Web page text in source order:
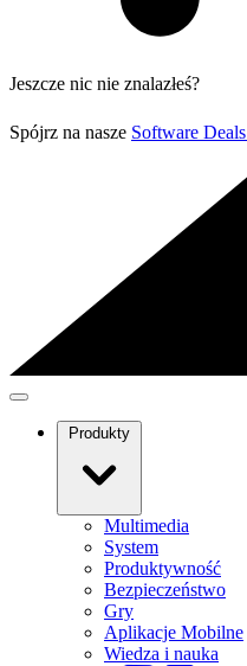
Jeszcze nic nie znalazłeś?
Spójrz na nasze Software Deals
Produkty
Multimedia
System
Produktywność
Bezpieczeństwo
Gry
Aplikacje Mobilne
Wiedza i nauka